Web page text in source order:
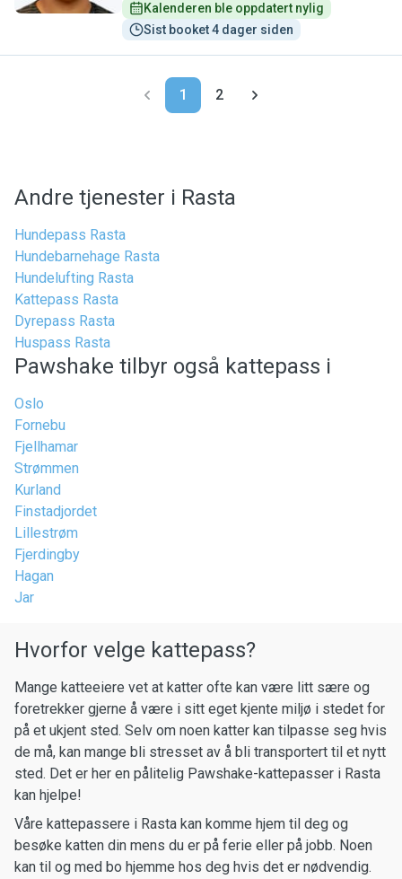
Kalenderen ble oppdatert nylig
Sist booket 4 dager siden
1 2
Andre tjenester i Rasta
Hundepass Rasta
Hundebarnehage Rasta
Hundelufting Rasta
Kattepass Rasta
Dyrepass Rasta
Huspass Rasta
Pawshake tilbyr også kattepass i
Oslo
Fornebu
Fjellhamar
Strømmen
Kurland
Finstadjordet
Lillestrøm
Fjerdingby
Hagan
Jar
Hvorfor velge kattepass?
Mange katteeiere vet at katter ofte kan være litt sære og
foretrekker gjerne å være i sitt eget kjente miljø i stedet for
på et ukjent sted. Selv om noen katter kan tilpasse seg hvis
de må, kan mange bli stresset av å bli transportert til et nytt
sted. Det er her en pålitelig Pawshake-kattepasser i Rasta
kan hjelpe!
Våre kattepassere i Rasta kan komme hjem til deg og
besøke katten din mens du er på ferie eller på jobb. Noen
kan til og med bo hjemme hos deg hvis det er nødvendig.